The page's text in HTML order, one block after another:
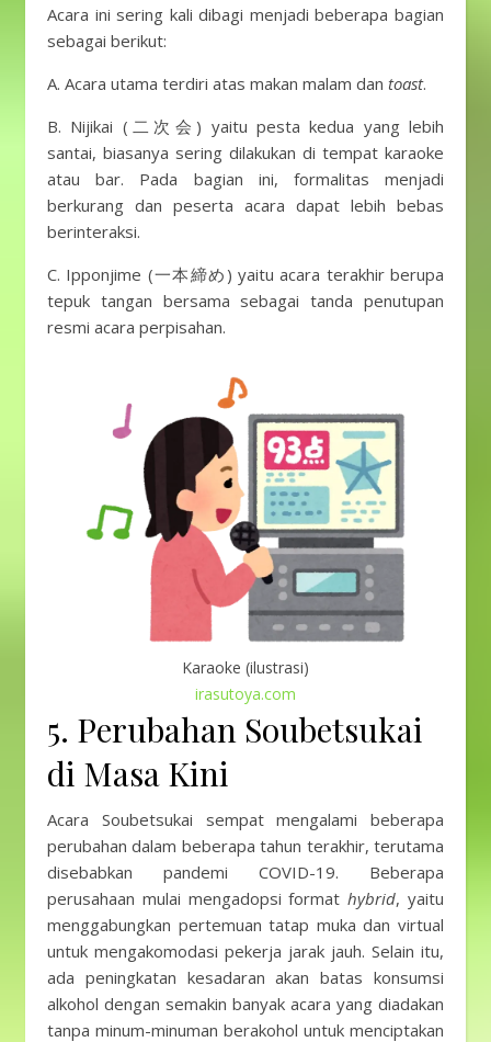
Acara ini sering kali dibagi menjadi beberapa bagian
sebagai berikut:
A. Acara utama terdiri atas makan malam dan toast.
B. Nijikai (二次会) yaitu pesta kedua yang lebih
santai, biasanya sering dilakukan di tempat karaoke
atau bar. Pada bagian ini, formalitas menjadi
berkurang dan peserta acara dapat lebih bebas
berinteraksi.
C. Ipponjime (一本締め) yaitu acara terakhir berupa
tepuk tangan bersama sebagai tanda penutupan
resmi acara perpisahan.
Karaoke (ilustrasi)
irasutoya.com
5. Perubahan Soubetsukai
di Masa Kini
Acara Soubetsukai sempat mengalami beberapa
perubahan dalam beberapa tahun terakhir, terutama
disebabkan pandemi COVID-19. Beberapa
perusahaan mulai mengadopsi formathybrid, yaitu
menggabungkan pertemuan tatap muka dan virtual
untuk mengakomodasi pekerja jarak jauh. Selain itu,
ada peningkatan kesadaran akan batas konsumsi
alkohol dengan semakin banyak acara yang diadakan
tanpa minum-minuman berakohol untuk menciptakan